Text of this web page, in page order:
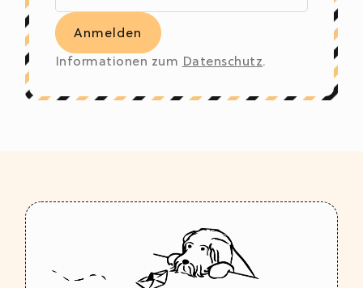
Informationen zum Datenschutz.